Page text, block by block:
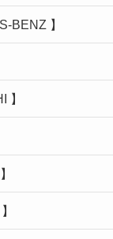
BENZ 】
】